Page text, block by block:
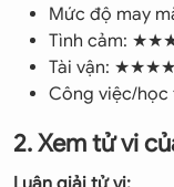
Mức độ may
Tình cảm:
Tài vận:
Công việc/
2. Xem tử vi